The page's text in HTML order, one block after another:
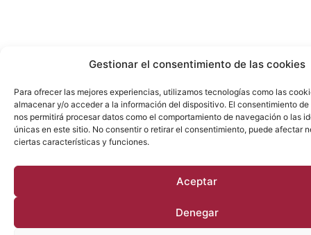
Gestionar el consentimiento de las cookies
Para ofrecer las mejores experiencias, utilizamos tecnologías como las
almacenar y/o acceder a la información del dispositivo. El consentimiento
nos permitirá procesar datos como el comportamiento de navegación o las
únicas en este sitio. No consentir o retirar el consentimiento, puede afectar
ciertas características y funciones.
Aceptar
Denegar